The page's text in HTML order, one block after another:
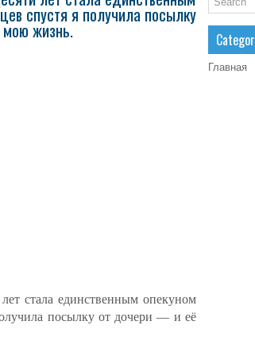
спустя я получила посылку
жизнь.
стала единственным опекуном
посылку от дочери — и её
Главная